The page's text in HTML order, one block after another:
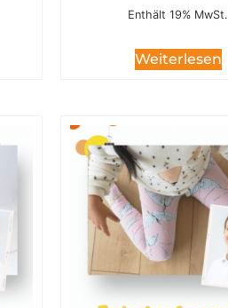
Enthält 19% MwSt.
Weiterlesen